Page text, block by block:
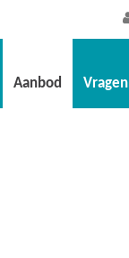
Aanbod Vragen